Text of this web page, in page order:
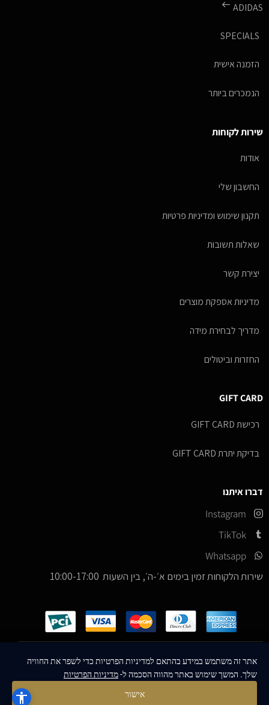
ADIDAS
SPECIALS
הזמנה אישית
הנמכרים ביותר
שירות לקוחות
אודות
החשבון שלי
תקנון שימוש ומדיניות פרטיות
שאלות תשובות
יצירת קשר
מדיניות אספקת מוצרים
מדריך לבחירת מידה
החזרות וביטולים
GIFT CARD
רכישת GIFT CARD
בדיקת יתרת GIFT CARD
דברו איתנו
Instagram
TikTok
Whatsapp
שירות הלקוחות זמין בימים א׳-ה׳, בין השעות 10:00-17:00
כל הזכויות שמורות – ICE Sneakers© 2026
אתר זה משתמש במידע בהתאם למדיניות הפרטיות כדי לשפר את החוויה
שלך. המשך שימוש באתר מהווה הסכמה ל-מדיניות הפרטיות
אישור